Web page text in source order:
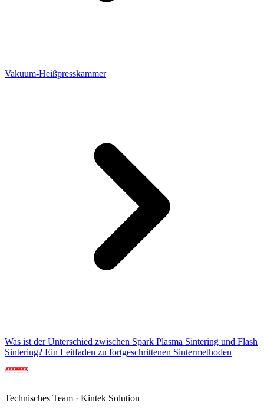
Vakuum-Heißpresskammer
Was ist der Unterschied zwischen Spark Plasma Sintering und Flash
Sintering? Ein Leitfaden zu fortgeschrittenen Sintermethoden
Technisches Team · Kintek Solution